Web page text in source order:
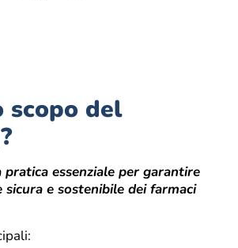
scopo del
essenziale per garantire
sicura e sostenibile dei farmaci